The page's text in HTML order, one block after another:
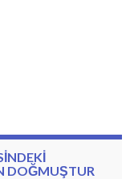
DOĞMUŞTUR